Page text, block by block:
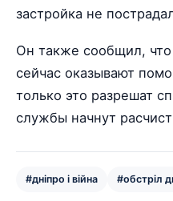
застройка не
Он также сообщил,
сейчас оказывают
только это разрешат
службы начнут
#дніпро і війна #обстріл